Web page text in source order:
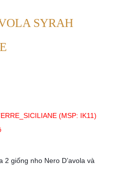
SYRAH
(MSP: IK11)
2 giống nho Nero D’avola và